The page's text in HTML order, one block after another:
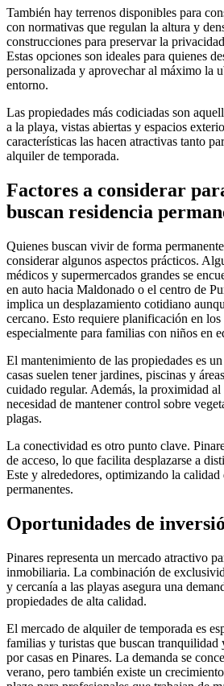
También hay terrenos disponibles para
con normativas que regulan la altura y
construcciones para preservar la
Estas opciones son ideales para quienes
personalizada y aprovechar al máximo la
entorno.
Las propiedades más codiciadas son
a la playa, vistas abiertas y espacios
características las hacen atractivas tanto
alquiler de temporada.
Factores a considerar
buscan residencia
Quienes buscan vivir de forma
considerar algunos aspectos prácticos.
médicos y supermercados grandes se
en auto hacia Maldonado o el centro de
implica un desplazamiento cotidiano
cercano. Esto requiere planificación en los
especialmente para familias con niños en
El mantenimiento de las propiedades es
casas suelen tener jardines, piscinas y
cuidado regular. Además, la proximidad
necesidad de mantener control sobre
plagas.
La conectividad es otro punto clave.
de acceso, lo que facilita desplazarse a
Este y alrededores, optimizando la calidad
permanentes.
Oportunidades de
Pinares representa un mercado atractivo
inmobiliaria. La combinación de
y cercanía a las playas asegura una
propiedades de alta calidad.
El mercado de alquiler de temporada es
familias y turistas que buscan tranquilidad
por casas en Pinares. La demanda se
verano, pero también existe un